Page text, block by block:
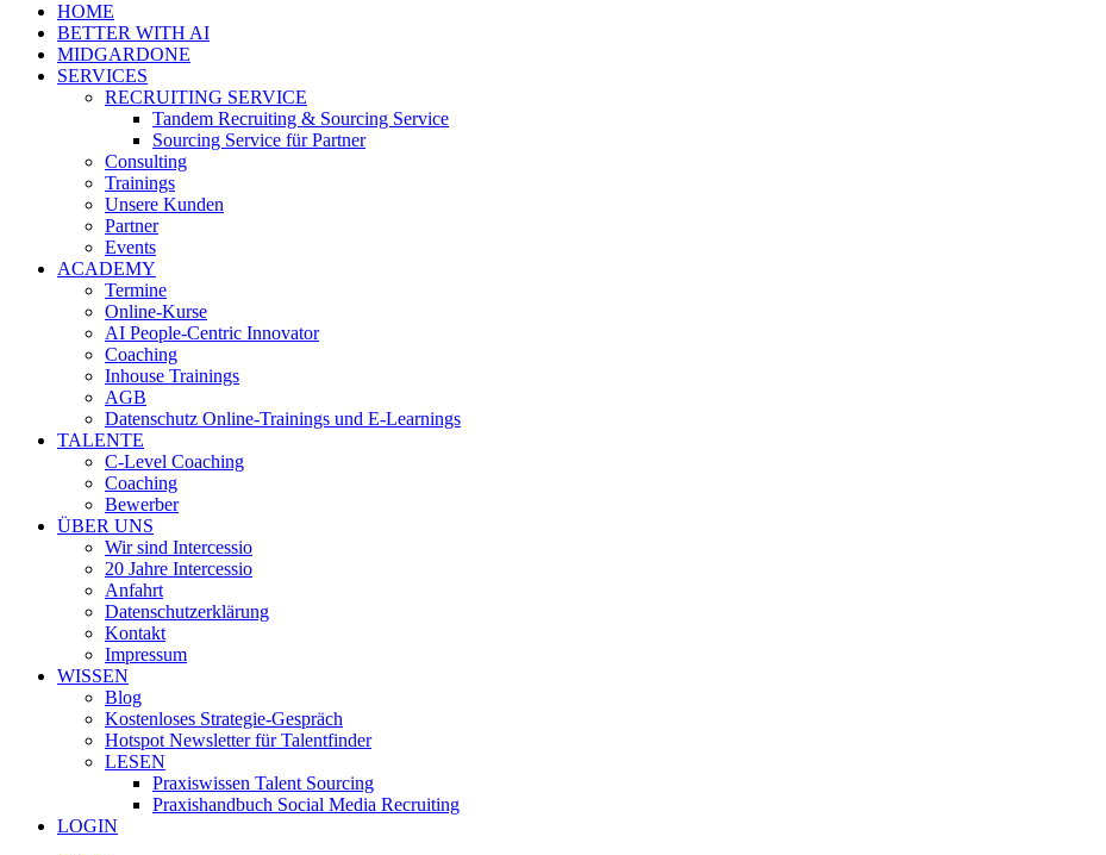
HOME
BETTER WITH AI
MIDGARDONE
SERVICES
RECRUITING SERVICE
Tandem Recruiting & Sourcing Service
Sourcing Service für Partner
Consulting
Trainings
Unsere Kunden
Partner
Events
ACADEMY
Termine
Online-Kurse
AI People-Centric Innovator
Coaching
Inhouse Trainings
AGB
Datenschutz Online-Trainings und E-Learnings
TALENTE
C-Level Coaching
Coaching
Bewerber
ÜBER UNS
Wir sind Intercessio
20 Jahre Intercessio
Anfahrt
Datenschutzerklärung
Kontakt
Impressum
WISSEN
Blog
Kostenloses Strategie-Gespräch
Hotspot Newsletter für Talentfinder
LESEN
Praxiswissen Talent Sourcing
Praxishandbuch Social Media Recruiting
LOGIN